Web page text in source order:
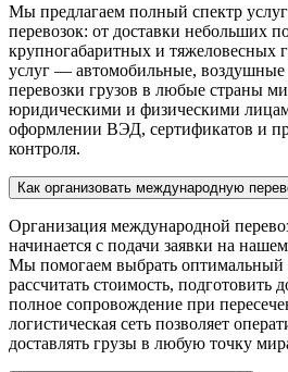
Мы предлагаем полный спектр
перевозок: от доставки небольших
крупногабаритных и тяжеловесных
услуг — автомобильные,
перевозки грузов в любые страны
юридическими и физическими
оформлении ВЭД, сертификатов и
контроля.
Как организовать международную
Организация международной
начинается с подачи заявки на
Мы помогаем выбрать оптимальный
рассчитать стоимость, подготовить
полное сопровождение при
логистическая сеть позволяет
доставлять грузы в любую точку